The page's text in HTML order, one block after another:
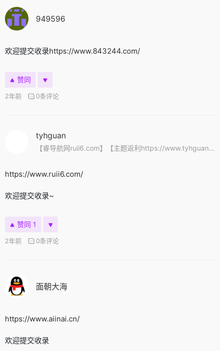
949596
欢迎提交收录https://www.843244.com/
赞同
2年前 0条评论
tyhguan
【睿导航网ruii6.com】【主题返利https://www.tyhguan.com/2382.html】
https://www.ruii6.com/
欢迎提交收录~
赞同 1
2年前 0条评论
面朝大海
https://www.aiinai.cn/
欢迎提交收录